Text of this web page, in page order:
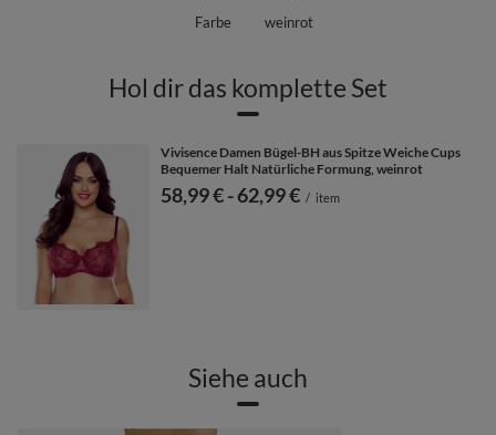
Farbe
weinrot
Hol dir das komplette Set
Vivisence Damen Bügel-BH aus Spitze Weiche Cups
Bequemer Halt Natürliche Formung, weinrot
ab
58,99 €-bis
62,99 € / item
Siehe auch